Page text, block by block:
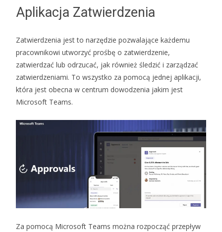
Aplikacja Zatwierdzenia
Zatwierdzenia jest to narzędzie pozwalające każdemu
pracownikowi utworzyć prośbę o zatwierdzenie,
zatwierdzać lub odrzucać, jak również śledzić i zarządzać
zatwierdzeniami. To wszystko za pomocą jednej aplikacji,
która jest obecna w centrum dowodzenia jakim jest
Microsoft Teams.
Za pomocą Microsoft Teams można rozpocząć przepływ